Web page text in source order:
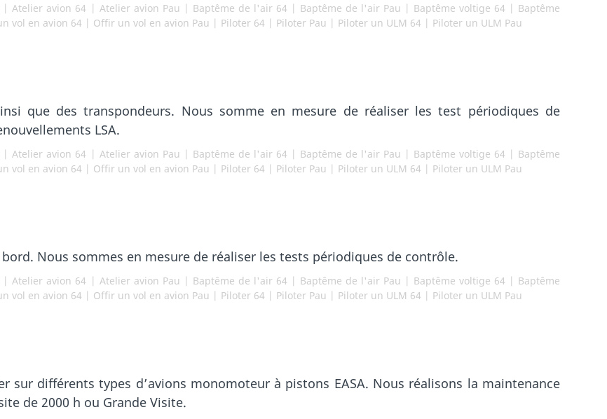
|Atelier avion 64 | Atelier avion Pau | Baptême de l'air 64 | Baptême de l'air Pau | Baptême voltige 64 | Baptême
vol en avion 64 | Offir un vol en avion Pau | Piloter 64 | Piloter Pau | Piloter un ULM 64 | Piloter un ULM Pau
que des transpondeurs. Nous somme en mesure de réaliser les test périodiques de
LSA.
|Atelier avion 64 | Atelier avion Pau | Baptême de l'air 64 | Baptême de l'air Pau | Baptême voltige 64 | Baptême
vol en avion 64 | Offir un vol en avion Pau | Piloter 64 | Piloter Pau | Piloter un ULM 64 | Piloter un ULM Pau
Nous sommes en mesure de réaliser les tests périodiques de contrôle.
|Atelier avion 64 | Atelier avion Pau | Baptême de l'air 64 | Baptême de l'air Pau | Baptême voltige 64 | Baptême
vol en avion 64 | Offir un vol en avion Pau | Piloter 64 | Piloter Pau | Piloter un ULM 64 | Piloter un ULM Pau
sur différents types d’avions monomoteur à pistons EASA. Nous réalisons la maintenance
de 2000 h ou Grande Visite.